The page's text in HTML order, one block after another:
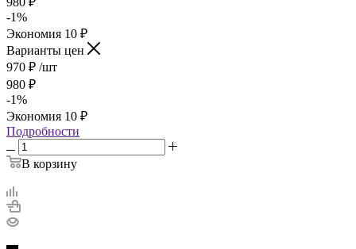
-1%
Экономия 10 ₽
Варианты цен
970 ₽ /шт
980 ₽
-1%
Экономия 10 ₽
Подробности
В корзину